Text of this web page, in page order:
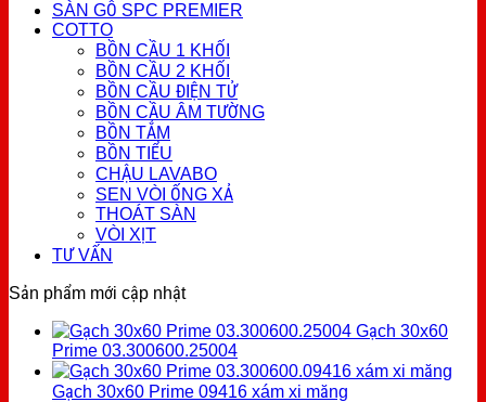
SÀN GỖ SPC PREMIER
COTTO
BỒN CẦU 1 KHỐI
BỒN CẦU 2 KHỐI
BỒN CẦU ĐIỆN TỬ
BỒN CẦU ÂM TƯỜNG
BỒN TẮM
BỒN TIỂU
CHẬU LAVABO
SEN VÒI ỐNG XẢ
THOÁT SÀN
VÒI XỊT
TƯ VẤN
Sản phẩm mới cập nhật
Gạch 30x60
Prime 03.300600.25004
Gạch 30x60 Prime 09416 xám xi măng